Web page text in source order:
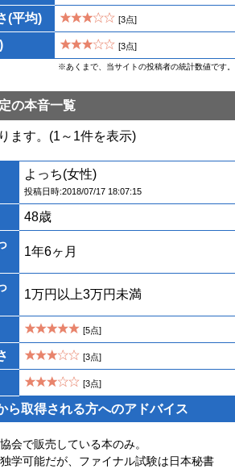
(平均) [3点]
[3点]
※あくまで、当サイトの投稿者の統計数値です。
の本音一覧
ます。(1～1件を表示)
よっち(女性)
投稿日時:2018/07/17 18:07:15
48歳
1年6ヶ月
1万円以上3万円未満
[5点]
[3点]
[3点]
ら取得される方へのアドバイス
会で販売している本のみ。
学可能だが、ファイナル試験は日本秘書